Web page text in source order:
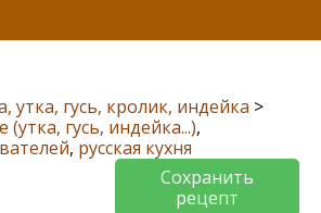
утка, гусь, кролик, индейка >
гусь, индейка...),
, русская кухня
Сохранить
рецепт